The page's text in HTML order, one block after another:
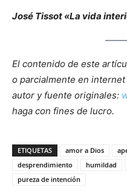
José Tissot «La vida
El contenido de este
o parcialmente en
autor y fuente originales:
haga con fines de lucro.
ETIQUETAS amor a Dios
desprendimiento
humildad
pureza de intención